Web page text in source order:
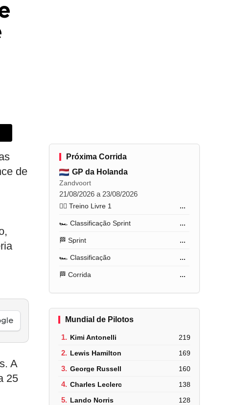
de
A
25
Próxima Corrida
GP da Holanda
Zandvoort
21/08/2026 a 23/08/2026
🏋️‍♂️ Treino Livre 1 ...
🏎️ Classificação Sprint ...
🏁 Sprint ...
🏎️ Classificação ...
🏁 Corrida ...
Mundial de Pilotos
1. Kimi Antonelli 219
2. Lewis Hamilton 169
3. George Russell 160
4. Charles Leclerc 138
5. Lando Norris 128